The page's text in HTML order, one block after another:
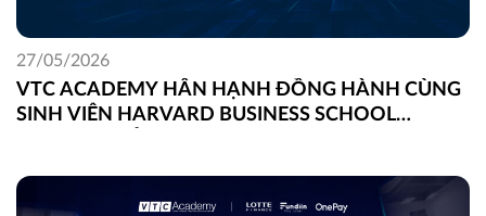
VTC ACADEMY HÂN HẠNH ĐỒNG HÀNH CÙNG
SINH VIÊN HARVARD BUSINESS SCHOOL
27/05/2026